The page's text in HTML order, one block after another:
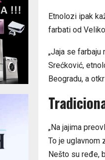
Etnolozi ipak
farbati od
„Jaja se farbaju
Srećković,
Beogradu, a
„Na jajima
To je uglavnom
Nešto su ređe,